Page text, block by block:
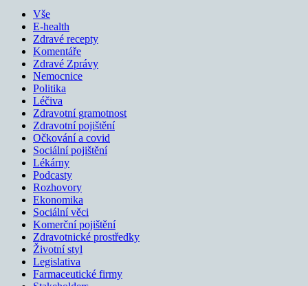
Vše
E-health
Zdravé recepty
Komentáře
Zdravé Zprávy
Nemocnice
Politika
Léčiva
Zdravotní gramotnost
Zdravotní pojištění
Očkování a covid
Sociální pojištění
Lékárny
Podcasty
Rozhovory
Ekonomika
Sociální věci
Komerční pojištění
Zdravotnické prostředky
Životní styl
Legislativa
Farmaceutické firmy